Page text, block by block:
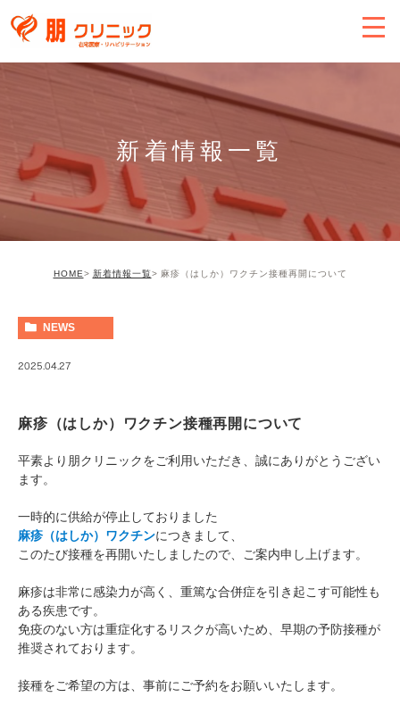
新着情報一覧
HOME 新着情報一覧 麻疹（はしか）ワクチン接種再開について
NEWS
2025.04.27
麻疹（はしか）ワクチン接種再開について
平素より朋クリニックをご利用いただき、誠にありがとうござい
ます。
一時的に供給が停止しておりました
麻疹（はしか）ワクチンにつきまして、
このたび接種を再開いたしましたので、ご案内申し上げます。
麻疹は非常に感染力が高く、重篤な合併症を引き起こす可能性も
ある疾患です。
免疫のない方は重症化するリスクが高いため、早期の予防接種が
推奨されております。
接種をご希望の方は、事前にご予約をお願いいたします。